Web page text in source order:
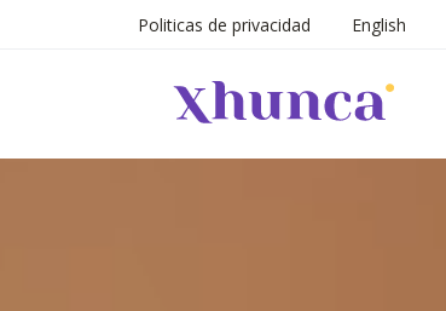
Politicas de privacidad English